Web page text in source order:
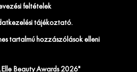
feltételek
tájékoztató.
tartalmú hozzászólások elleni
Beauty Awards 2026"